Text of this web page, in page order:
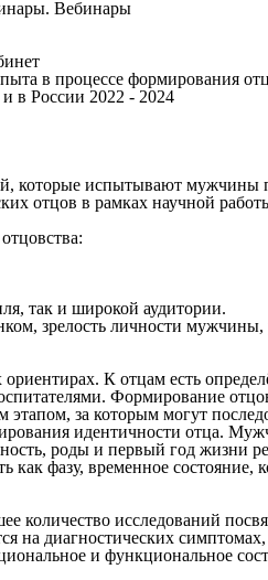
Вебинары
в процессе формирования
в России 2022 - 2024
которые испытывают мужчины
отцов в рамках научной
так и широкой аудитории.
зрелость личности
К отцам есть
Формирование
за которым могут
идентичности отца.
роды и первый год жизни
фазу, временное
количество исследований
диагностических
и функциональное